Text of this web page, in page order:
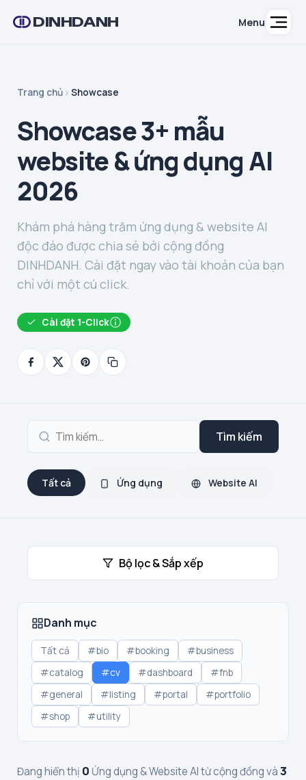
DINHDANH Menu
Trang chủ Showcase
Showcase 3+ mẫu
website & ứng dụng AI
2026
Khám phá hàng trăm ứng dụng & website AI
độc đáo được chia sẻ bởi cộng đồng
DINHDANH. Cài đặt ngay vào tài khoản của bạn
chỉ với một cú click.
Cài đặt 1-Click
Tìm kiếm
Tất cả Ứng dụng Website AI
Bộ lọc & Sắp xếp
Danh mục
Tất cả #bio #booking
#business
#catalog
#cv #dashboard
#fnb
#general
#listing #portal
#portfolio
#shop
#utility
Đang hiển thị 0 Ứng dụng & Website AI từ cộng đồng và3